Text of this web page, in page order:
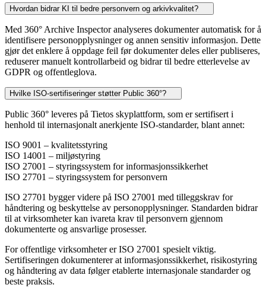
Hvordan bidrar KI til bedre personvern og arkivkvalitet?
Med 360° Archive Inspector analyseres dokumenter automatisk for å
identifisere personopplysninger og annen sensitiv informasjon. Dette
gjør det enklere å oppdage feil før dokumenter deles eller publiseres,
reduserer manuelt kontrollarbeid og bidrar til bedre etterlevelse av
GDPR og offentleglova.
Hvilke ISO-sertifiseringer støtter Public 360°?
Public 360° leveres på Tietos skyplattform, som er sertifisert i
henhold til internasjonalt anerkjente ISO-standarder, blant annet:
ISO 9001 – kvalitetsstyring
ISO 14001 – miljøstyring
ISO 27001 – styringssystem for informasjonssikkerhet
ISO 27701 – styringssystem for personvern
ISO 27701 bygger videre på ISO 27001 med tilleggskrav for
håndtering og beskyttelse av personopplysninger. Standarden bidrar
til at virksomheter kan ivareta krav til personvern gjennom
dokumenterte og ansvarlige prosesser.
For offentlige virksomheter er ISO 27001 spesielt viktig.
Sertifiseringen dokumenterer at informasjonssikkerhet, risikostyring
og håndtering av data følger etablerte internasjonale standarder og
beste praksis.